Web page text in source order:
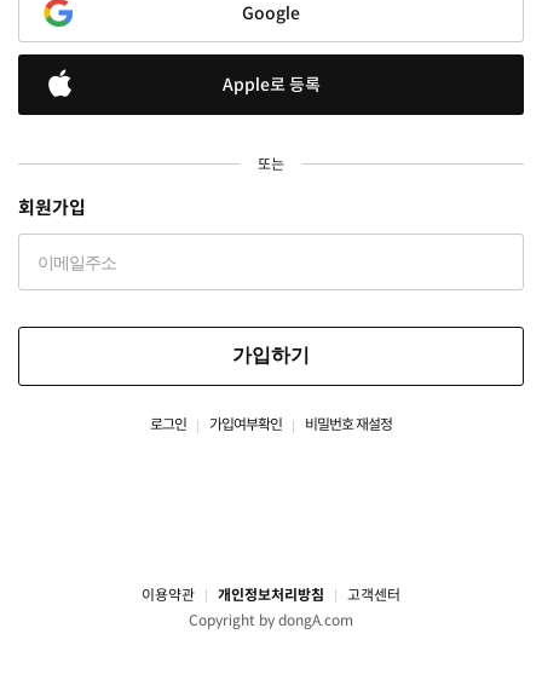
Google
Apple로 등록
또는
회원가입
가입하기
로그인 가입여부확인 비밀번호 재설정
이용약관 개인정보처리방침
고객센터
Copyright by dongA.com